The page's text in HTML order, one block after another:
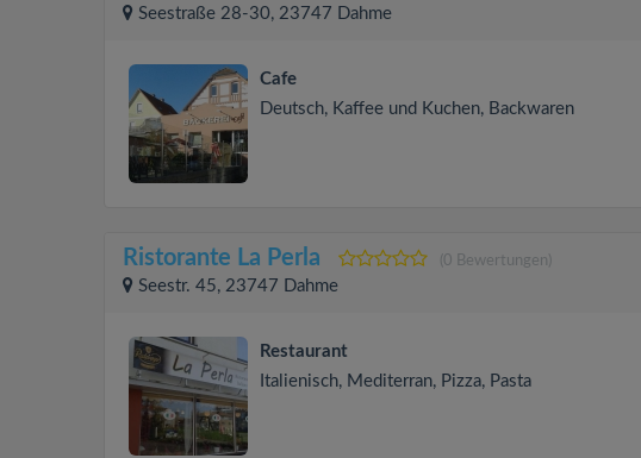
Seestraße 28-30, 23747 Dahme
Cafe
Deutsch, Kaffee und Kuchen, Backwaren
Ristorante La Perla (0 Bewertungen)
Seestr. 45, 23747 Dahme
Restaurant
Italienisch, Mediterran, Pizza, Pasta